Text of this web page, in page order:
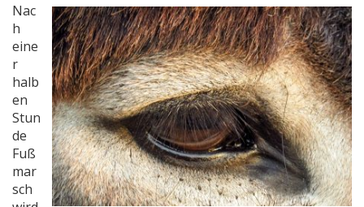
Nac
h
eine
r
halb
en
Stun
de
Fuß
mar
sch